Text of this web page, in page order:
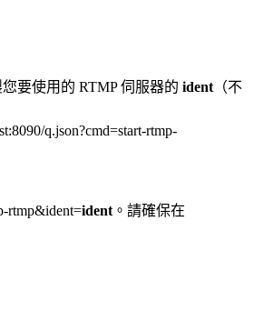
您要使用的 RTMP 伺服器的ident （不
q.json?cmd=start-rtmp-
rtmp&ident=ident 。請確保在